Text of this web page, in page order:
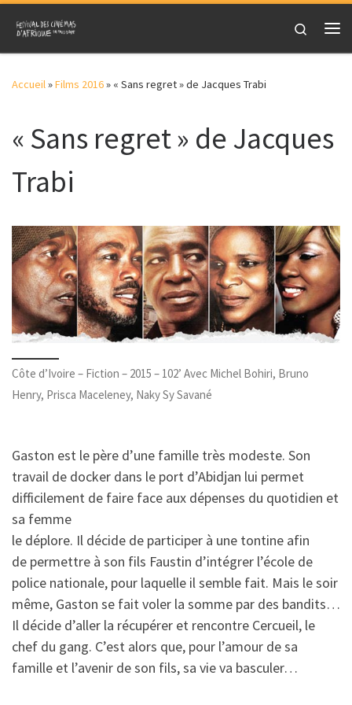
Skip to content
Search
Accueil»Films 2016» « Sans regret » de Jacques Trabi
« Sans regret » de Jacques
Trabi
Côte d’Ivoire – Fiction – 2015 – 102’ Avec Michel Bohiri, Bruno
Henry, Prisca Maceleney, Naky Sy Savané
Gaston est le père d’une famille très modeste. Son
travail de docker dans le port d’Abidjan lui permet
difficilement de faire face aux dépenses du quotidien et
sa femme
le déplore. Il décide de participer à une tontine afin
de permettre à son fils Faustin d’intégrer l’école de
police nationale, pour laquelle il semble fait. Mais le soir
même, Gaston se fait voler la somme par des bandits…
Il décide d’aller la récupérer et rencontre Cercueil, le
chef du gang. C’est alors que, pour l’amour de sa
famille et l’avenir de son fils, sa vie va basculer…